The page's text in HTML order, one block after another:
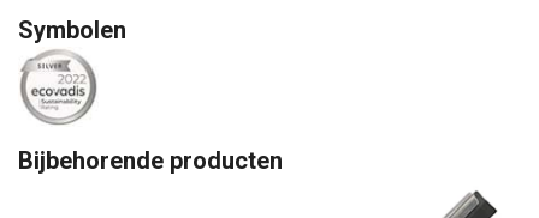
Symbolen
Bijbehorende producten